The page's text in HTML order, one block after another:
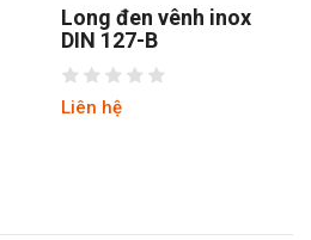
Long đen vênh inox
DIN 127-B
Liên hệ